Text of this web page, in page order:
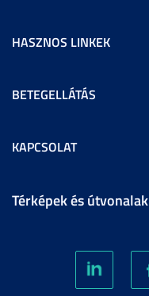
HASZNOS LINKEK
BETEGELLÁTÁS
KAPCSOLAT
Térképek és útvonalak